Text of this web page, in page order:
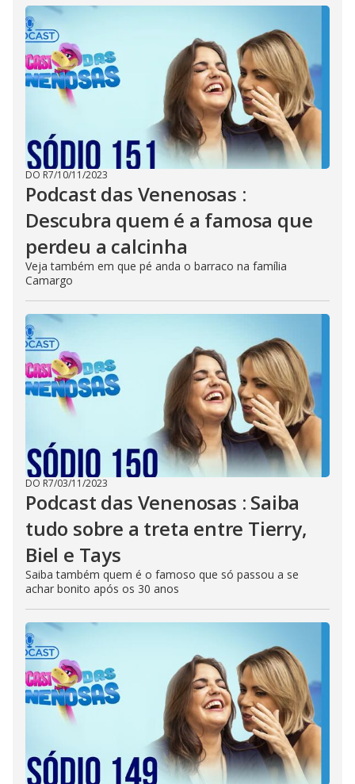
DO R7/10/11/2023
Podcast das Venenosas :
Descubra quem é a famosa que
perdeu a calcinha
Veja também em que pé anda o barraco na família
Camargo
DO R7/03/11/2023
Podcast das Venenosas : Saiba
tudo sobre a treta entre Tierry,
Biel e Tays
Saiba também quem é o famoso que só passou a se
achar bonito após os 30 anos